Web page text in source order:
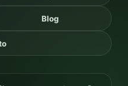
Blog